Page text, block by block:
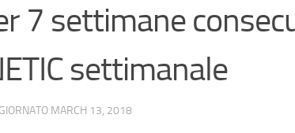
7 settimane
settimanale
MARCH 13, 2018